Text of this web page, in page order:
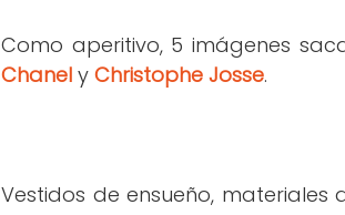
Como aperitivo, 5 imágenes
Chanel y Christophe Josse.
Vestidos de ensueño,